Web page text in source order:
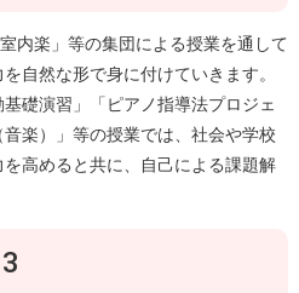
内楽」等の集団による授業を通して
自然な形で身に付けていきます。
礎演習」「ピアノ指導法プロジェ
楽）」等の授業では、社会や学校
高めると共に、自己による課題解